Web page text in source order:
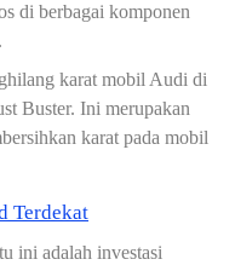
di berbagai komponen
karat mobil Audi di
Buster. Ini merupakan
karat pada mobil
Terdekat
ini adalah investasi